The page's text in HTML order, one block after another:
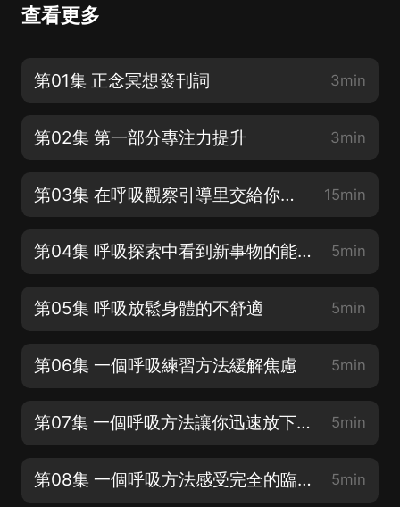
查看更多
第01集 正念冥想發刊詞 3min
第02集 第一部分專注力提升 3min
第03集 在呼吸觀察引導里交給你的技巧和方法 15min
第04集 呼吸探索中看到新事物的能力培養 5min
第05集 呼吸放鬆身體的不舒適 5min
第06集 一個呼吸練習方法緩解焦慮 5min
第07集 一個呼吸方法讓你迅速放下緊張 5min
第08集 一個呼吸方法感受完全的臨在當下 5min